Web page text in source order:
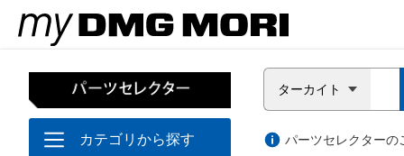
ターカイト
カテゴリから探す パーツセレクターのご